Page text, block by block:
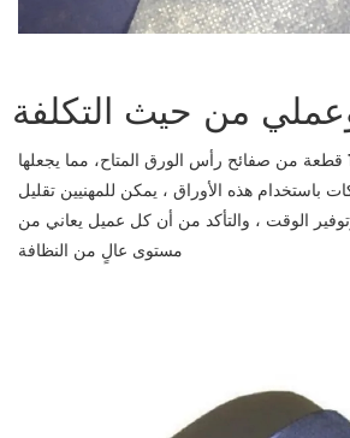
من حيث التكلفة
، مما يجعلها
باستخدام هذه الأوراق ، يمكن للمهنيين تقليل
الوقت ، والتأكد من أن كل عميل يعاني من
مستوى عالٍ من النظافة